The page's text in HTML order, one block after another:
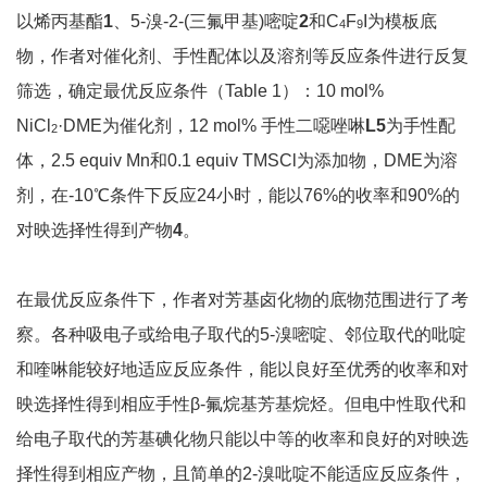
以烯丙基酯1 、5-溴-2-(三氟甲基)嘧啶2和C4F9 I为模板底
物，作者对催化剂、手性配体以及溶剂等反应条件进行反复
筛选，确定最优反应条件（Table 1）：10 mol%
NiCl 2·DME为催化剂，12 mol% 手性二噁唑啉 L5为手性配
体，2.5 equiv Mn和0.1 equiv TMSCl为添加物，DME为溶
剂，在-10℃条件下反应24小时，能以76%的收率和90%的
对映选择性得到产物4。
在最优反应条件下，作者对芳基卤化物的底物范围进行了考
察。各种吸电子或给电子取代的5-溴嘧啶、邻位取代的吡啶
和喹啉能较好地适应反应条件，能以良好至优秀的收率和对
映选择性得到相应手性β-氟烷基芳基烷烃。但电中性取代和
给电子取代的芳基碘化物只能以中等的收率和良好的对映选
择性得到相应产物，且简单的2-溴吡啶不能适应反应条件，